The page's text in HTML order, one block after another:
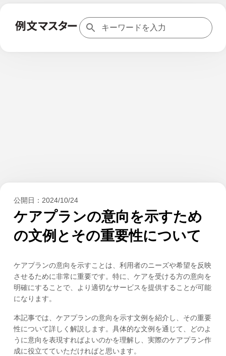
公開日： 2024/10/24
ケアプランの意向を示すため
の文例とその重要性について
ケアプランの意向を示すことは、利用者のニーズや希望を反映
させるために非常に重要です。特に、ケアを受ける方の意向を
明確にすることで、より適切なサービスを提供することが可能
になります。
本記事では、ケアプランの意向を示す文例を紹介し、その重要
性について詳しく解説します。具体的な文例を通じて、どのよ
うに意向を表現すればよいのかを理解し、実際のケアプラン作
成に役立てていただければと思います。